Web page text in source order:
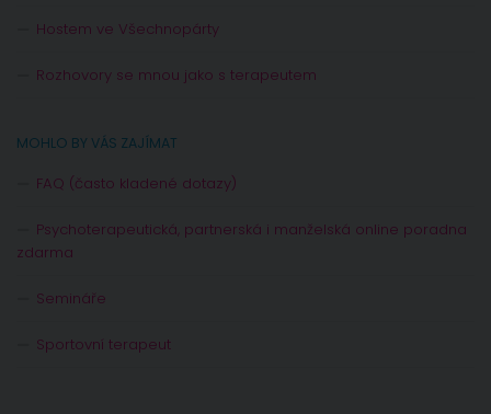
Hostem ve Všechnopárty
Rozhovory se mnou jako s terapeutem
MOHLO BY VÁS ZAJÍMAT
FAQ (často kladené dotazy)
Psychoterapeutická, partnerská i manželská online poradna
zdarma
Semináře
Sportovní terapeut